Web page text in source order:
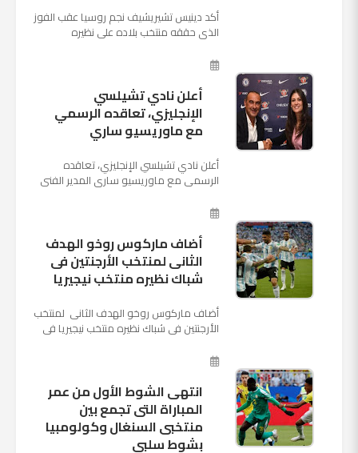
أكد دينيس تشيريشيف نجم روسيا عقب الفوز
الذي حققه منتخب بلاده على نظيره
كأس العالم بأنه تدرب على هد...
أعلن نادي تشيلسي
الإنجليزي، تعاقده الرسمي
مع ماوريسيو ساري
أعلن نادي تشيلسي الإنجليزي، تعاقده
الرسمي مع ماوريسيو ساري المدير الفني
المقبل وخلافة أنطونيو كو...
أضاف ماركوس روخو الهدف
الثانى لمنتخب الأرجنتين فى
شباك نظيره منتخب نيجيريا
أضاف ماركوس روخو الهدف الثانى لمنتخب
الأرجنتين فى شباك نظيره منتخب نيجيريا فى
"كريستوفسك...
انتهى الشوط الأول من عمر
المباراة التى تجمع بين
منتخبى السنغال وكولومبيا
بشوط سلبى